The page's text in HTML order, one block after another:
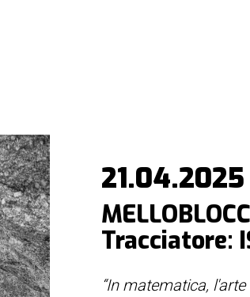
21.04.2025
Tracciatore:
“In matematica,